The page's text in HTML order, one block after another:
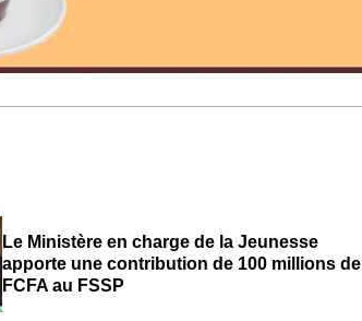
Le Ministère en charge de la Jeunesse
apporte une contribution de 100 millions de
FCFA au FSSP